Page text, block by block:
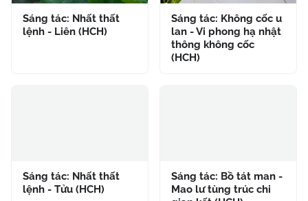
Sáng tác: Nhất thất
lệnh - Liên (HCH)
Sáng tác: Không cốc u
lan - Vi phong hạ nhật
thông không cốc
(HCH)
Sáng tác: Nhất thất
lệnh - Tửu (HCH)
Sáng tác: Bồ tát man -
Mao lư tùng trúc chi